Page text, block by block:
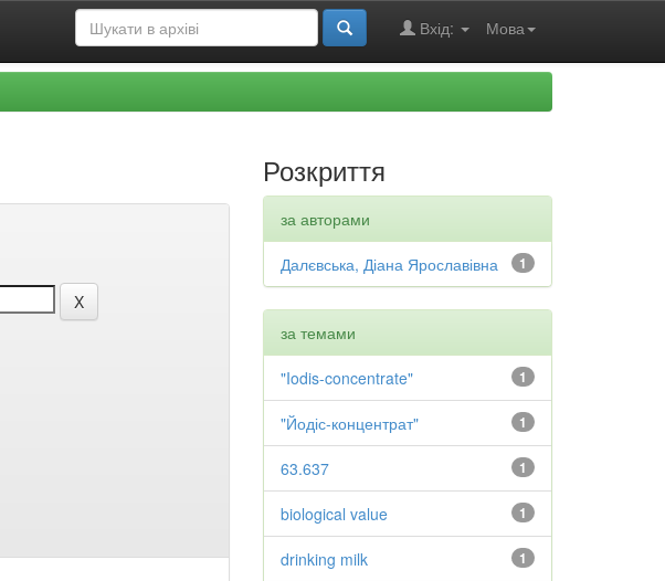
Мова
Вхід:
Розкриття
за авторами
1
Далєвська, Діана Ярославівна
за темами
1
"Iodis-concentrate"
1
"Йодіс-концентрат"
1
63.637
1
biological value
1
drinking milk